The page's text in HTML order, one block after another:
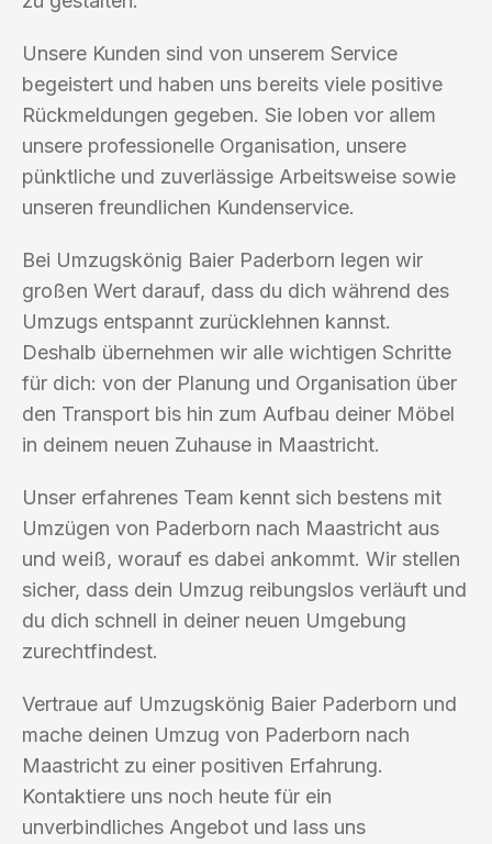
Unsere Kunden sind von unserem Service
begeistert und haben uns bereits viele positive
Rückmeldungen gegeben. Sie loben vor allem
unsere professionelle Organisation, unsere
pünktliche und zuverlässige Arbeitsweise sowie
unseren freundlichen Kundenservice.
Bei Umzugskönig Baier Paderborn legen wir
großen Wert darauf, dass du dich während des
Umzugs entspannt zurücklehnen kannst.
Deshalb übernehmen wir alle wichtigen Schritte
für dich: von der Planung und Organisation über
den Transport bis hin zum Aufbau deiner Möbel
in deinem neuen Zuhause in Maastricht.
Unser erfahrenes Team kennt sich bestens mit
Umzügen von Paderborn nach Maastricht aus
und weiß, worauf es dabei ankommt. Wir stellen
sicher, dass dein Umzug reibungslos verläuft und
du dich schnell in deiner neuen Umgebung
zurechtfindest.
Vertraue auf Umzugskönig Baier Paderborn und
mache deinen Umzug von Paderborn nach
Maastricht zu einer positiven Erfahrung.
Kontaktiere uns noch heute für ein
unverbindliches Angebot und lass uns